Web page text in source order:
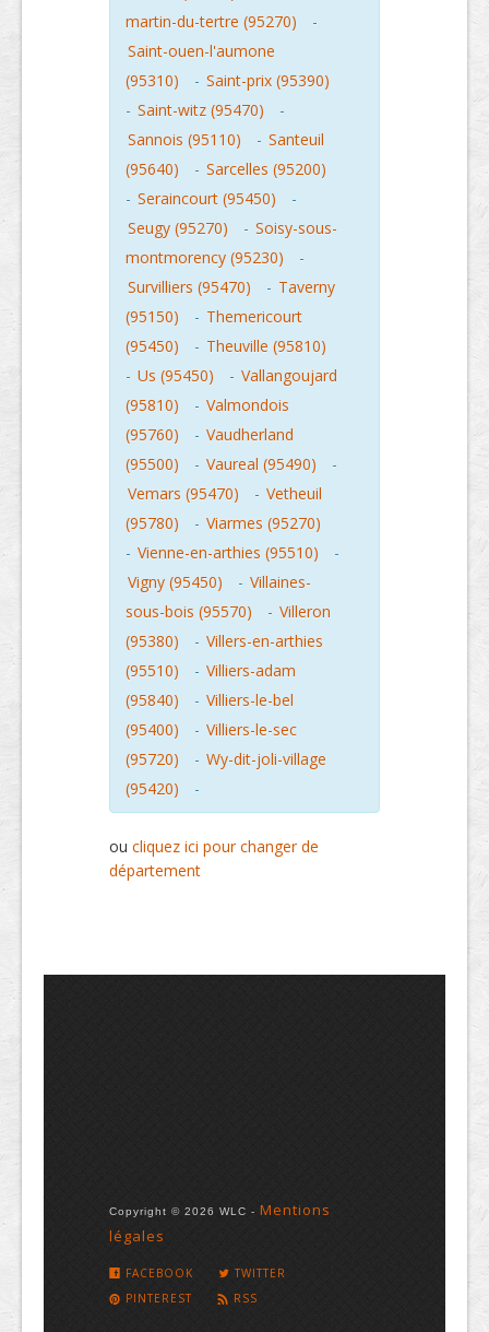
martin-du-tertre (95270)
-
Saint-ouen-l'aumone
(95310)
- Saint-prix (95390)
- Saint-witz (95470)
-
Sannois (95110)
- Santeuil
(95640)
- Sarcelles (95200)
- Seraincourt (95450)
-
Seugy (95270)
- Soisy-sous-
montmorency (95230)
-
Survilliers (95470)
- Taverny
(95150)
- Themericourt
(95450)
- Theuville (95810)
- Us (95450) - Vallangoujard
(95810)
- Valmondois
(95760)
- Vaudherland
(95500)
- Vaureal (95490)
-
Vemars (95470)
- Vetheuil
(95780)
- Viarmes (95270)
- Vienne-en-arthies (95510)
-
Vigny (95450)
- Villaines-
sous-bois (95570)
- Villeron
(95380)
- Villers-en-arthies
(95510)
- Villiers-adam
(95840)
- Villiers-le-bel
(95400)
- Villiers-le-sec
(95720)
- Wy-dit-joli-village
(95420)
-
ou cliquez ici pour changer de
département
Copyright © 2026 WLC - Mentions
légales
FACEBOOK
TWITTER
PINTEREST
RSS